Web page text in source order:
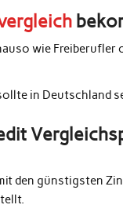
wie Freiberufler
in Deutschland
den günstigsten